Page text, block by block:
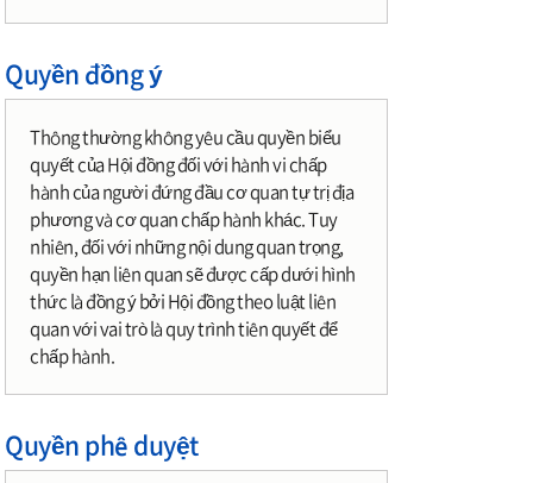
Quyền đồng ý
Thông thường không yêu cầu quyền biểu
quyết của Hội đồng đối với hành vi chấp
hành của người đứng đầu cơ quan tự trị địa
phương và cơ quan chấp hành khác. Tuy
nhiên, đối với những nội dung quan trọng,
quyền hạn liên quan sẽ được cấp dưới hình
thức là đồng ý bởi Hội đồng theo luật liên
quan với vai trò là quy trình tiên quyết để
chấp hành.
Quyền phê duyệt